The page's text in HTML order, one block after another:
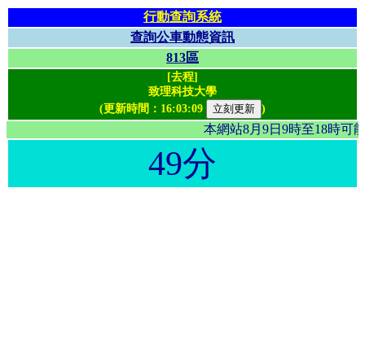
行動查詢系統
查詢公車動態資訊
813區
[去程]
致理科技大學
(更新時間： 16:03:09 )
本網站8月9日9時至18
49分